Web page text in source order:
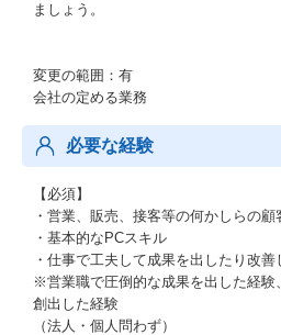
ましょう。
変更の範囲：有
会社の定める業務
必要な経験
【必須】
・営業、販売、接客等の何かしらの顧
・基本的なPCスキル
・仕事で工夫して成果を出したり改善
※営業職で圧倒的な成果を出した経験
創出した経験
（法人・個人問わず）